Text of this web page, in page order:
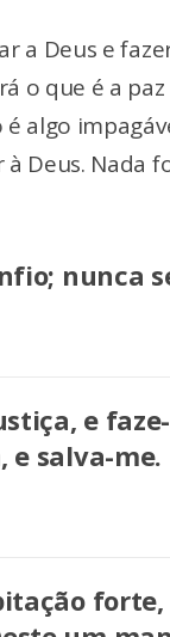
a Deus e
o que é a
algo
Deus. Nada
nunca
e
e salva-me.